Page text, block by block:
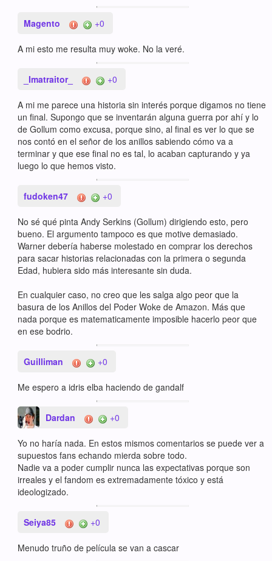
Magento +0
A mi esto me resulta muy woke. No la veré.
_Imatraitor_ +0
A mi me parece una historia sin interés porque digamos no tiene
un final. Supongo que se inventarán alguna guerra por ahí y lo
de Gollum como excusa, porque sino, al final es ver lo que se
nos contó en el señor de los anillos sabiendo cómo va a
terminar y que ese final no es tal, lo acaban capturando y ya
luego lo que hemos visto.
fudoken47 +0
No sé qué pinta Andy Serkins (Gollum) dirigiendo esto, pero
bueno. El argumento tampoco es que motive demasiado.
Warner debería haberse molestado en comprar los derechos
para sacar historias relacionadas con la primera o segunda
Edad, hubiera sido más interesante sin duda.
En cualquier caso, no creo que les salga algo peor que la
basura de los Anillos del Poder Woke de Amazon. Más que
nada porque es matematicamente imposible hacerlo peor que
en ese bodrio.
Guilliman +0
Me espero a idris elba haciendo de gandalf
Dardan +0
Yo no haría nada. En estos mismos comentarios se puede ver a
supuestos fans echando mierda sobre todo.
Nadie va a poder cumplir nunca las expectativas porque son
irreales y el fandom es extremadamente tóxico y está
ideologizado.
Seiya85 +0
Menudo truño de película se van a cascar